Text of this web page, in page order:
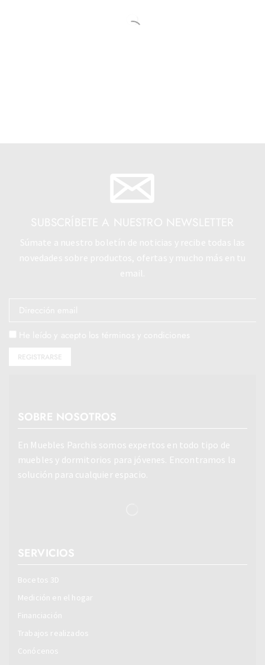
SOBRE NOSOTROS
En Muebles Parchis somos expertos en todo tipo de
muebles y dormitorios para jóvenes. Encontramos la
solución para cualquier espacio.
SERVICIOS
Bocetos 3D
Medición en el hogar
Financiación
Trabajos realizados
Conócenos